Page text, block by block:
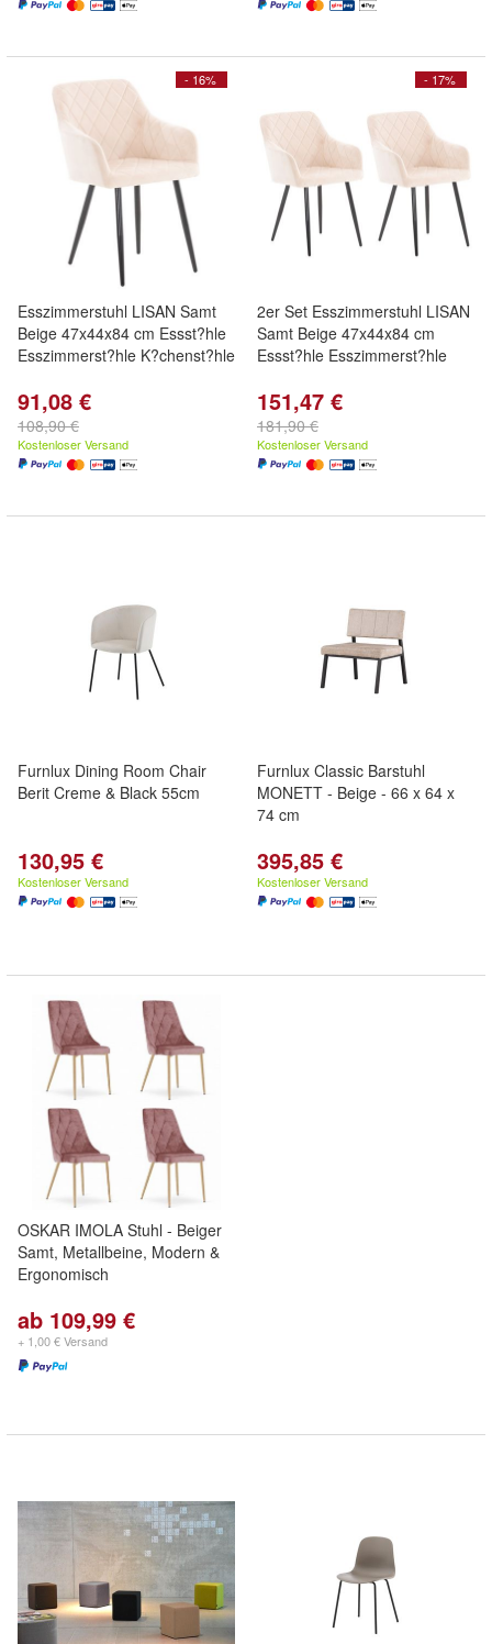
- 16%
Esszimmerstuhl LISAN Samt
Beige 47x44x84 cm Essst?hle
Esszimmerst?hle K?chenst?hle
91,08 €
108,90 €
Kostenloser Versand
- 17%
2er Set Esszimmerstuhl LISAN
Samt Beige 47x44x84 cm
Essst?hle Esszimmerst?hle
151,47 €
181,90 €
Kostenloser Versand
Furnlux Dining Room Chair
Berit Creme & Black 55cm
130,95 €
Kostenloser Versand
Furnlux Classic Barstuhl
MONETT - Beige - 66 x 64 x
74 cm
395,85 €
Kostenloser Versand
OSKAR IMOLA Stuhl - Beiger
Samt, Metallbeine, Modern &
Ergonomisch
ab 109,99 €
+ 1,00 € Versand